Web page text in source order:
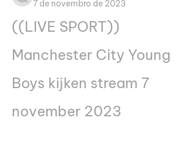
7 de novembro de 2023
((LIVE SPORT))
Manchester City Young
Boys kijken stream 7
november 2023